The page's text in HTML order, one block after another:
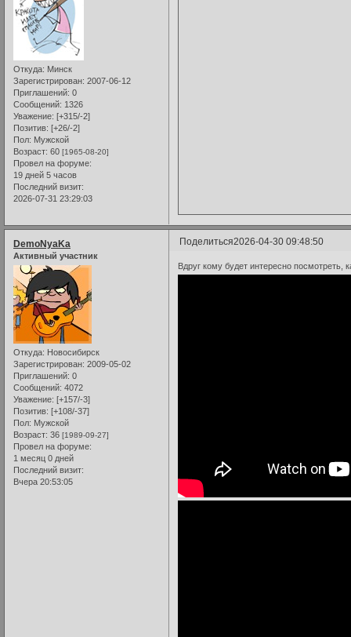
Откуда: Минск
Зарегистрирован: 2007-06-12
Приглашений: 0
Сообщений: 1326
Уважение: [+315/-2]
Позитив: [+26/-2]
Пол: Мужской
Возраст: 60 [1965-08-20]
Провел на форуме:
19 дней 5 часов
Последний визит:
2026-07-31 23:29:03
Поделиться2026-04-30 09:48:50
DemoNyaKa
Активный участник
Откуда: Новосибирск
Зарегистрирован: 2009-05-02
Приглашений: 0
Сообщений: 4072
Уважение: [+157/-3]
Позитив: [+108/-37]
Пол: Мужской
Возраст: 36 [1989-09-27]
Провел на форуме:
1 месяц 0 дней
Последний визит:
Вчера 20:53:05
Вдруг кому будет интересно